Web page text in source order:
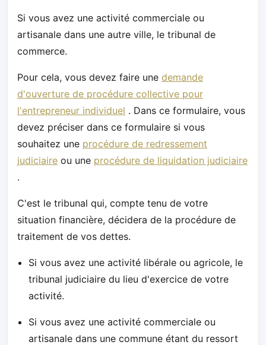
Si vous avez une activité commerciale ou
artisanale dans une autre ville, le tribunal de
commerce.
Pour cela, vous devez faire une demande
d'ouverture de procédure collective pour
l'entrepreneur individuel . Dans ce formulaire, vous
devez préciser dans ce formulaire si vous
souhaitez une procédure de redressement
judiciaire ou une procédure de liquidation judiciaire
.
C'est le tribunal qui, compte tenu de votre
situation financière, décidera de la procédure de
traitement de vos dettes.
Si vous avez une activité libérale ou agricole, le
tribunal judiciaire du lieu d'exercice de votre
activité.
Si vous avez une activité commerciale ou
artisanale dans une commune étant du ressort